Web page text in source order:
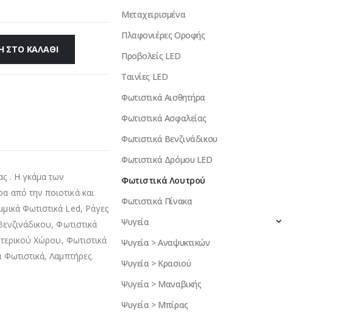
ΣΤΟ ΚΑΛΆΘΙ
. Η γκάμα των
από την ποιοτικά και
Φωτιστικά Led, Ράγες
Φωτιστικά
Χώρου, Φωτιστικά
Λαμπτήρες.
Μεταχειρισμένα
Πλαφονιέρες Οροφής
Προβολείς LED
Ταινίες LED
Φωτιστικά Αισθητήρα
Φωτιστικά Ασφαλείας
Φωτιστικά Βενζινάδικου
Φωτιστικά Δρόμου LED
Φωτιστικά Λουτρού
Φωτιστικά Πίνακα
Ψυγεία
Ψυγεία > Αναψυκτικών
Ψυγεία > Κρασιού
Ψυγεία > Μαναβικής
Ψυγεία > Μπίρας